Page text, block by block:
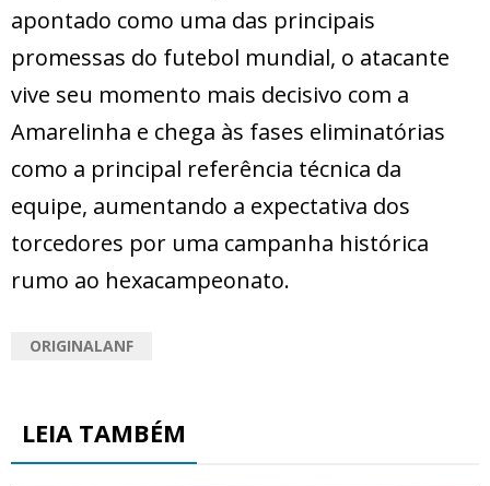
apontado como uma das principais
promessas do futebol mundial, o atacante
vive seu momento mais decisivo com a
Amarelinha e chega às fases eliminatórias
como a principal referência técnica da
equipe, aumentando a expectativa dos
torcedores por uma campanha histórica
rumo ao hexacampeonato.
ORIGINALANF
LEIA TAMBÉM